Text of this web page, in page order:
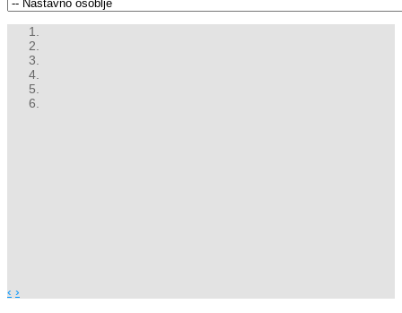
‹ ›